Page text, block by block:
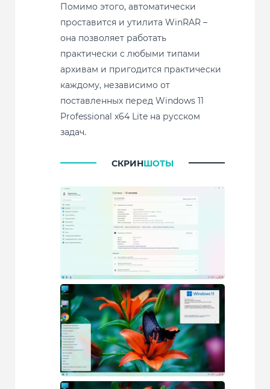
Помимо этого, автоматически
проставится и утилита WinRAR –
она позволяет работать
практически с любыми типами
архивам и пригодится практически
каждому, независимо от
поставленных перед Windows 11
Professional x64 Lite на русском
задач.
СКРИНШОТЫ